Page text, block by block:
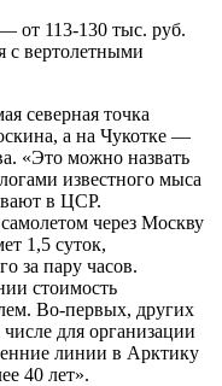
— от 113-130 тыс. руб.
с вертолетными
северная точка
а на Чукотке —
«Это можно назвать
известного мыса
в ЦСР.
через Москву
1,5 суток,
за пару часов.
стоимость
Во-первых, других
для организации
линии в Арктику
40 лет».